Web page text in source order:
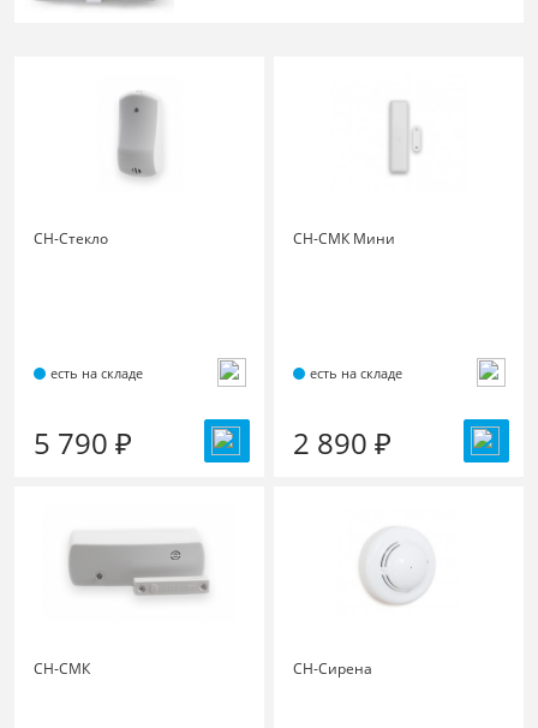
СН-Стекло
есть на складе
5 790 ₽
СН-СМК Мини
есть на складе
2 890 ₽
СН-СМК СН-Сирена